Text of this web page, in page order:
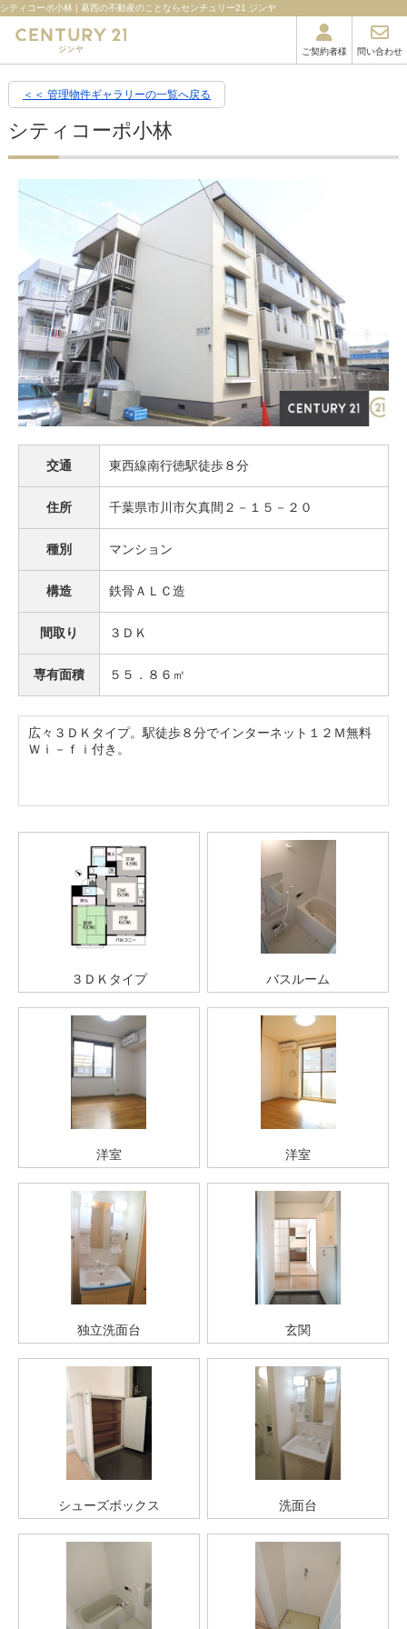
シティコーポ小林 | 葛西の不動産のことならセンチュリー21 ジンヤ
ご契約者様 問い合わせ
＜＜ 管理物件ギャラリーの一覧へ戻る
シティコーポ小林
交通 東西線南行徳駅徒歩８分
住所 千葉県市川市欠真間２－１５－２０
種別 マンション
構造 鉄骨ＡＬＣ造
間取り ３ＤＫ
専有面積 ５５．８６㎡
広々３ＤＫタイプ。駅徒歩８分でインターネット１２Ｍ無料
Ｗｉ－ｆｉ付き。
３ＤＫタイプ バスルーム
洋室 洋室
独立洗面台 玄関
シューズボックス 洗面台